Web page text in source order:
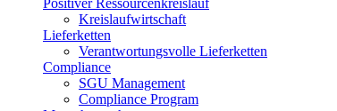
Positiver Ressourcenkreislauf
Kreislaufwirtschaft
Lieferketten
Verantwortungsvolle Lieferketten
Compliance
SGU Management
Compliance Program